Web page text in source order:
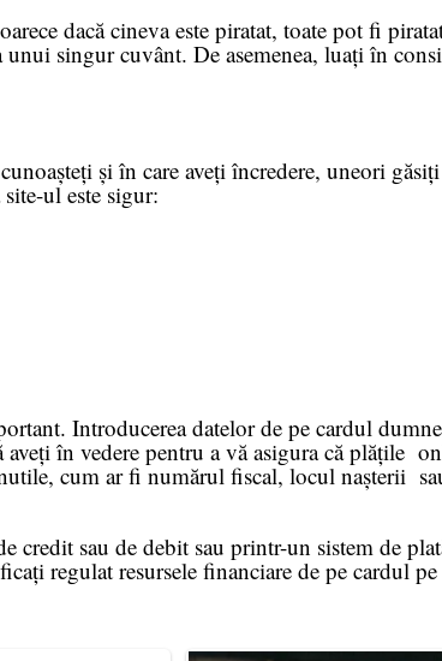
dacă cineva este piratat, toate pot fi
singur cuvânt. De asemenea, luați în
și în care aveți încredere, uneori
ul este sigur:
Introducerea datelor de pe cardul
în vedere pentru a vă asigura că plățile
cum ar fi numărul fiscal, locul nașterii
sau de debit sau printr-un sistem de
regulat resursele financiare de pe cardul